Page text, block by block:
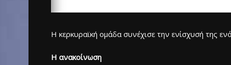
Η κερκυραϊκή ομάδα συνέχισε την ενίσχυσή της
Η ανακοίνωση